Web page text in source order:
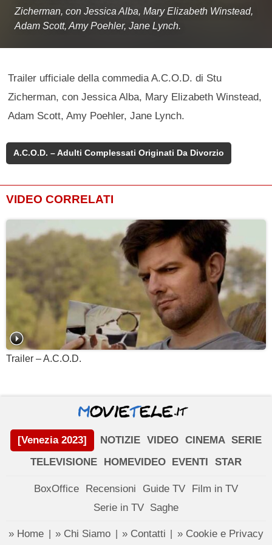
Zicherman, con Jessica Alba, Mary Elizabeth Winstead,
Adam Scott, Amy Poehler, Jane Lynch.
Trailer ufficiale della commedia A.C.O.D. di Stu
Zicherman, con Jessica Alba, Mary Elizabeth Winstead,
Adam Scott, Amy Poehler, Jane Lynch.
A.C.O.D. – Adulti Complessati Originati Da Divorzio
VIDEO CORRELATI
Trailer – A.C.O.D.
[Venezia 2023] NOTIZIE VIDEO CINEMA SERIE
TELEVISIONE
HOMEVIDEO EVENTI STAR
BoxOffice Recensioni Guide TV
Film in TV
Serie in TV Saghe
» Home » Chi Siamo » Contatti » Cookie e Privacy